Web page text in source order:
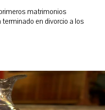
matrimonios
en divorcio a los